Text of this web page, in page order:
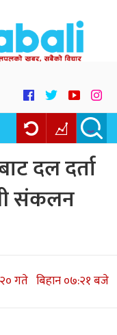
दल दर्ता
संकलन
गते बिहान ०७:२१ बजे